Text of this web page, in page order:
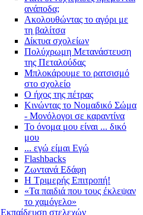
ανάποδα;
Ακολουθώντας το αγόρι με
τη βαλίτσα
Δίκτυα σχολείων
Πολύχρωμη Μετανάστευση
της Πεταλούδας
Μπλοκάρουμε το ρατσισμό
στο σχολείο
Ο ήχος της πέτρας
Κινώντας το Νομαδικό Σώμα
- Μονόλογοι σε καραντίνα
Το όνομα μου είναι ... δικό
μου
... εγώ είμαι Εγώ
Flashbacks
Ζωντανά Εδάφη
Η Τριμερής Επιτροπή!
«Τα παιδιά που τους έκλεψαν
το χαμόγελο»
Εκπαίδευση στελεχών